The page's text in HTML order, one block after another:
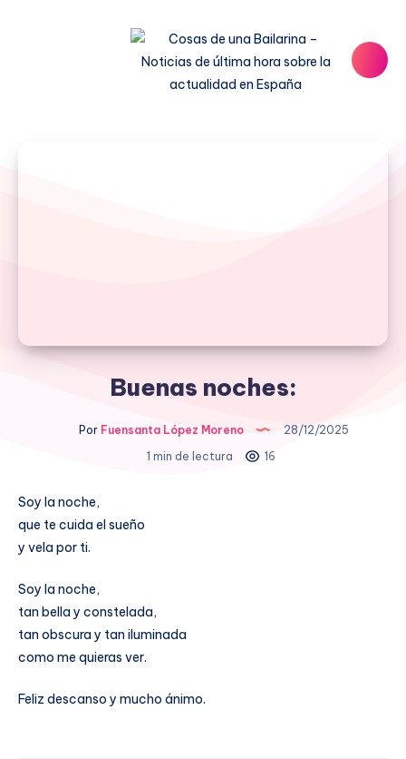
Buenas noches:
PorFuensanta López Moreno
28/12/2025
1 min de lectura
16
Soy la noche,
que te cuida el sueño
y vela por ti.
Soy la noche,
tan bella y constelada,
tan obscura y tan iluminada
como me quieras ver.
Feliz descanso y mucho ánimo.